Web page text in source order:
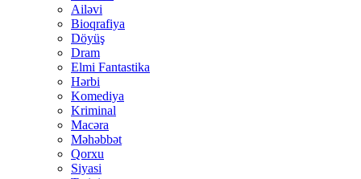
Ailəvi
Bioqrafiya
Döyüş
Dram
Elmi Fantastika
Hərbi
Komediya
Kriminal
Macəra
Məhəbbət
Qorxu
Siyasi